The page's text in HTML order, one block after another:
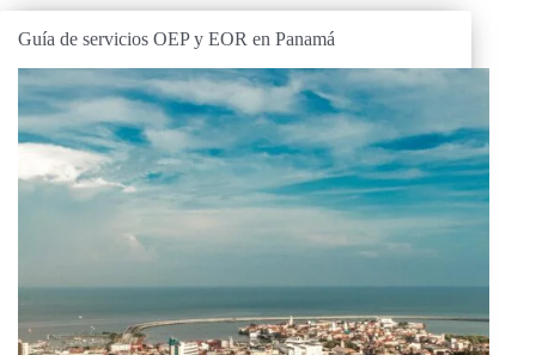
Guía de servicios OEP y EOR en Panamá